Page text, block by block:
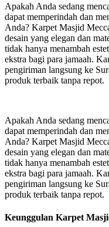
Apakah Anda sedang
dapat memperindah dan
Anda? Karpet Masjid
desain yang elegan dan
tidak hanya menambah
ekstra bagi para jamaah.
pengiriman langsung ke
produk terbaik tanpa repot.
Apakah Anda sedang
dapat memperindah dan
Anda? Karpet Masjid
desain yang elegan dan
tidak hanya menambah
ekstra bagi para jamaah.
pengiriman langsung ke
produk terbaik tanpa repot.
Keunggulan Karpet